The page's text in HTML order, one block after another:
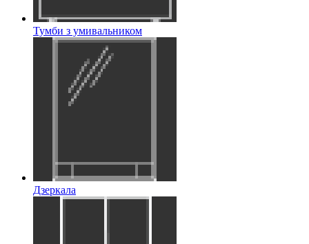
Тумби з умивальником
Дзеркала